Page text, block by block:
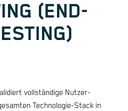
(END-
vollständige Nutzer-
Technologie-Stack in